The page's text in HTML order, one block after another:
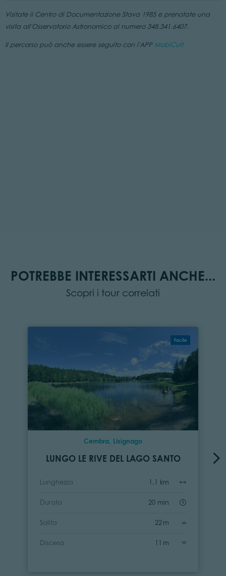
Visitate il Centro di Documentazione Stava 1985 e prenotate una
visita all'Osservatorio Astronomico al numero 348.341.6407.
Il percorso può anche essere seguito con l'APP MobiCult
POTREBBE INTERESSARTI ANCHE...
Scopri i tour correlati
Facile
Cembra, Lisignago
LUNGO LE RIVE DEL LAGO SANTO
Lunghezza 1,1 km
Durata 20 min
Salita 22 m
Discesa 11 m